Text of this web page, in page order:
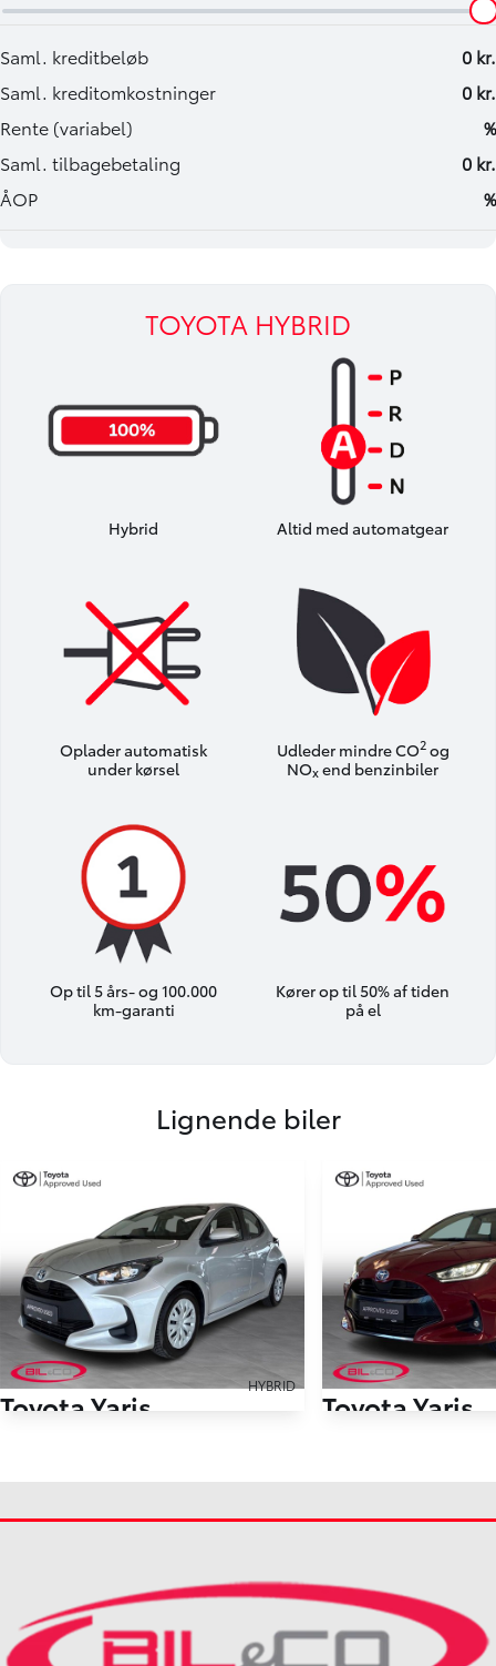
TOYOTA HYBRID
Hybrid Altid med automatgear
Oplader automatisk
under kørsel
Udleder mindre CO2og
NOxend benzinbiler
Op til 5 års- og 100.000
km-garanti
Kører op til 50% af tiden
på el
Lignende biler
HYBRID
Toyota Yaris
169.990KR.
FINANSIERING
2.036 KR.
Toyota Yaris
FINANSIERING